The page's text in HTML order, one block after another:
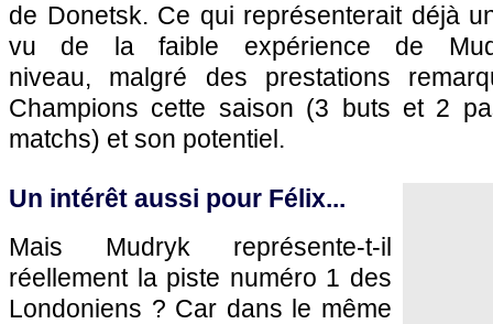
de Donetsk. Ce qui représenterait déjà
vu de la faible expérience de
niveau, malgré des prestations
Champions cette saison (3 buts et 2
matchs) et son potentiel.
Un intérêt aussi pour Félix...
Mais Mudryk représente-t-il
réellement la piste numéro 1 des
Londoniens ? Car dans le même